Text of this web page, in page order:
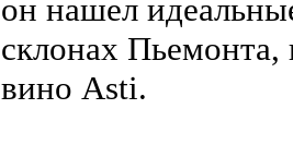
он нашел
склонах Пьемонта,
вино Asti.